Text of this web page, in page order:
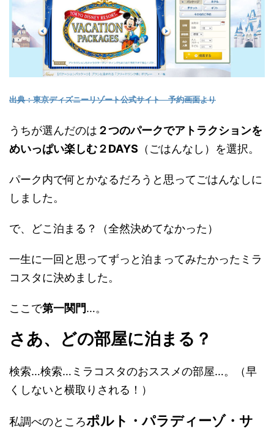
出典：東京ディズニーリゾート公式サイト 予約画面より
うちが選んだのは ２つのパークでアトラクションを
めいっぱい楽しむ２DAYS （ごはんなし）を選択。
パーク内で何とかなるだろうと思ってごはんなしに
しました。
で、どこ泊まる？（全然決めてなかった）
一生に一回と思ってずっと泊まってみたかったミラ
コスタに決めました。
ここで第一関門…。
さあ、どの部屋に泊まる？
検索…検索…ミラコスタのおススメの部屋…。（早
くしないと横取りされる！）
私調べのところポルト・パラディーゾ・サ